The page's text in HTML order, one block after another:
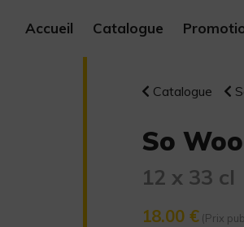
Accueil Catalogue
Catalogue
So
12 x 33 cl
18.00 €(Prix